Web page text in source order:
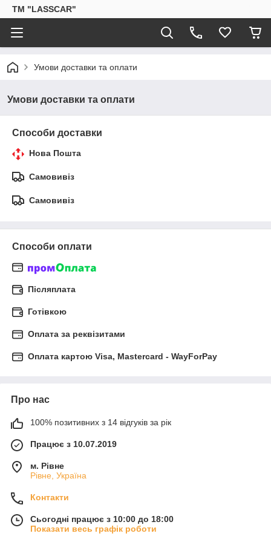
ТМ "LASSCAR"
Умови доставки та оплати
Умови доставки та оплати
Способи доставки
Нова Пошта
Самовивіз
Самовивіз
Способи оплати
Післяплата
Готівкою
Оплата за реквізитами
Оплата картою Visa, Mastercard - WayForPay
Про нас
100% позитивних з 14 відгуків за рік
Працює з 10.07.2019
м. Рівне
Рівне, Україна
Контакти
Сьогодні працює з 10:00 до 18:00
Показати весь графік роботи